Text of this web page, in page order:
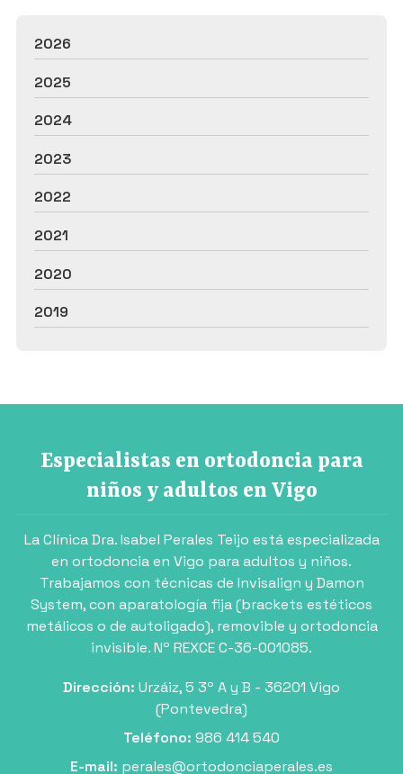
2026
2025
2024
2023
2022
2021
2020
2019
Especialistas en ortodoncia para
niños y adultos en Vigo
La Clínica Dra. Isabel Perales Teijo está especializada
en ortodoncia en Vigo para adultos y niños.
Trabajamos con técnicas de Invisalign y Damon
System, con aparatología fija (brackets estéticos
metálicos o de autoligado), removible y ortodoncia
invisible. Nº REXCE C-36-001085.
Dirección: Urzáiz, 5 3º A y B - 36201 Vigo
(Pontevedra)
Teléfono: 986 414 540
E-mail: perales@ortodonciaperales.es